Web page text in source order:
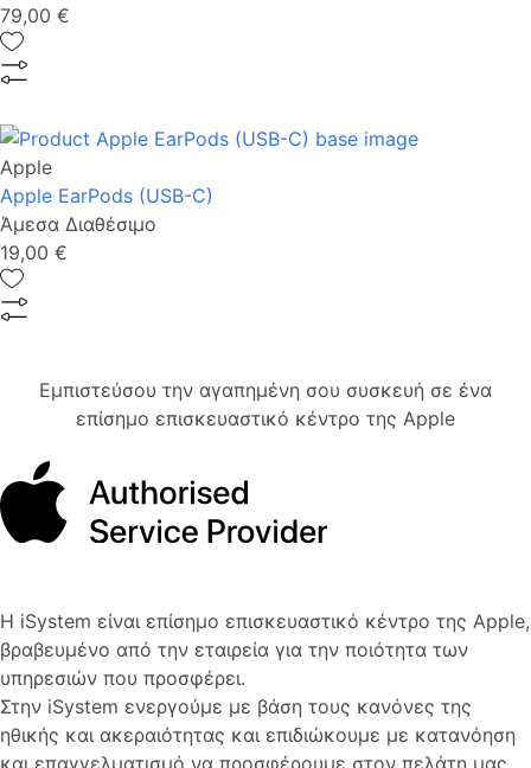
79,00 €
Apple
Apple EarPods (USB-C)
Άμεσα Διαθέσιμο
19,00 €
Εμπιστεύσου την αγαπημένη σου συσκευή σε ένα
επίσημο επισκευαστικό κέντρο της Apple
H iSystem είναι επίσημο επισκευαστικό κέντρο της Apple,
βραβευμένο από την εταιρεία για την ποιότητα των
υπηρεσιών που προσφέρει.
Στην iSystem ενεργούμε με βάση τους κανόνες της
ηθικής και ακεραιότητας και επιδιώκουμε με κατανόηση